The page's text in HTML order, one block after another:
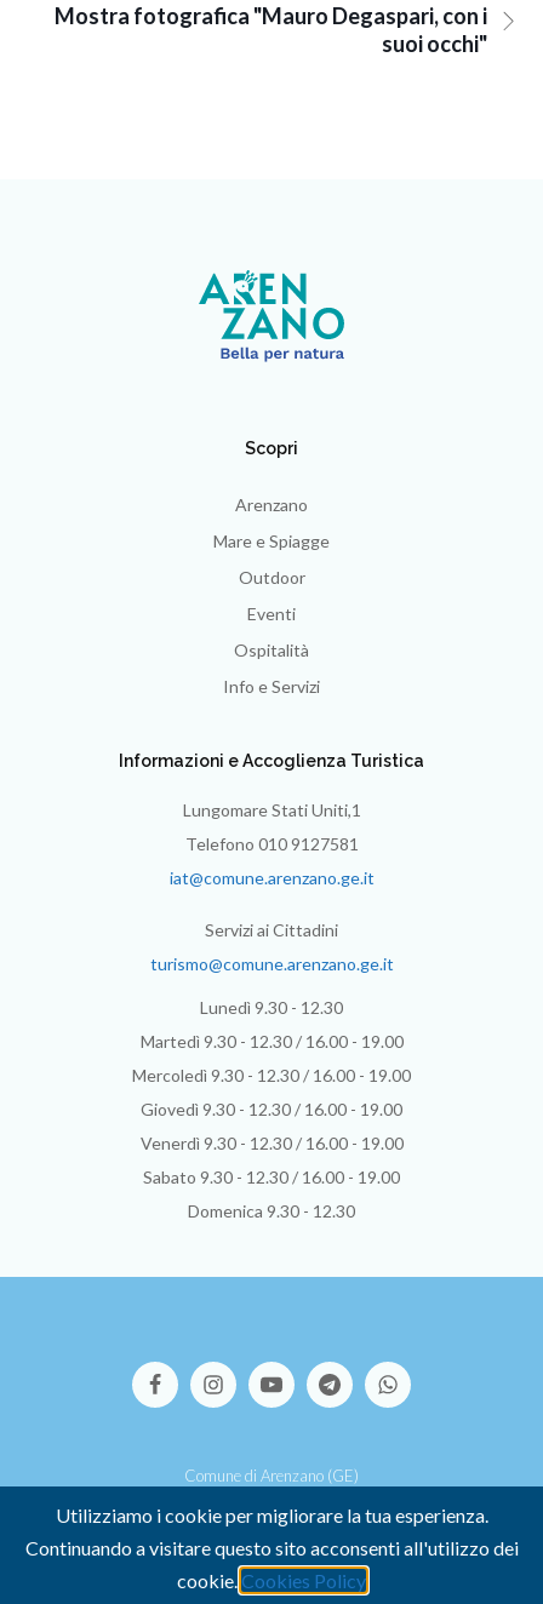
Mostra fotografica "Mauro Degaspari, con i
suoi occhi"
Scopri
Arenzano
Mare e Spiagge
Outdoor
Eventi
Ospitalità
Info e Servizi
Informazioni e Accoglienza Turistica
Lungomare Stati Uniti,1
Telefono 010 9127581
iat@comune.arenzano.ge.it
Servizi ai Cittadini
turismo@comune.arenzano.ge.it
Lunedì 9.30 - 12.30
Martedì 9.30 - 12.30 / 16.00 - 19.00
Mercoledì 9.30 - 12.30 / 16.00 - 19.00
Giovedì 9.30 - 12.30 / 16.00 - 19.00
Venerdì 9.30 - 12.30 / 16.00 - 19.00
Sabato 9.30 - 12.30 / 16.00 - 19.00
Domenica 9.30 - 12.30
Comune di Arenzano (GE)
P.I. 00449500107 - Credits
-COOKIE POLICY-PRIVACY POLICY
Dichiarazione di accessibilità
Utilizziamo i cookie per migliorare la tua esperienza.
Continuando a visitare questo sito acconsenti all'utilizzo dei
cookie. Cookies Policy